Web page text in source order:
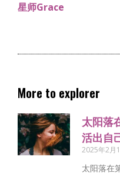
星师Grace
More to explorer
太阳落
活出自
2025年2月
太阳落在